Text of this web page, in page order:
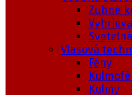
Zubné
Vlasová
Fény
Kulmy